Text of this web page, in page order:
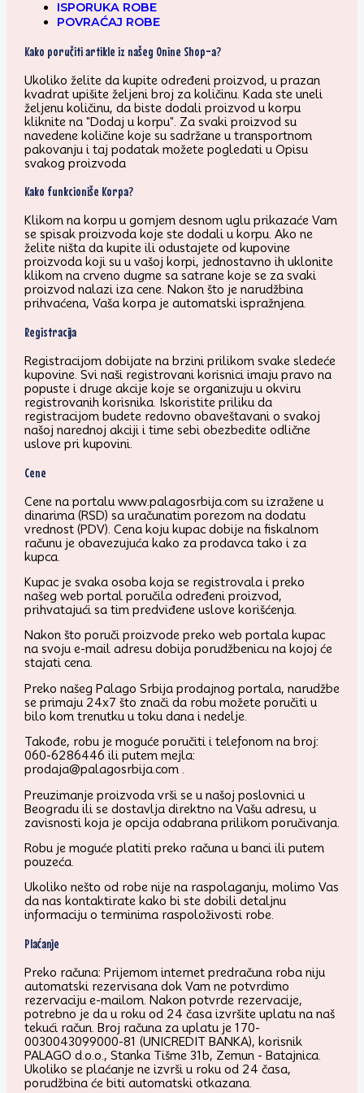
ISPORUKA ROBE
POVRAĆAJ ROBE
Kako poručiti artikle iz našeg Onine Shop-a?
Ukoliko želite da kupite određeni proizvod, u prazan
kvadrat upišite željeni broj za količinu. Kada ste uneli
željenu količinu, da biste dodali proizvod u korpu
kliknite na "Dodaj u korpu". Za svaki proizvod su
navedene količine koje su sadržane u transportnom
pakovanju i taj podatak možete pogledati u Opisu
svakog proizvoda
Kako funkcioniše Korpa?
Klikom na korpu u gornjem desnom uglu prikazaće Vam
se spisak proizvoda koje ste dodali u korpu. Ako ne
želite ništa da kupite ili odustajete od kupovine
proizvoda koji su u vašoj korpi, jednostavno ih uklonite
klikom na crveno dugme sa satrane koje se za svaki
proizvod nalazi iza cene. Nakon što je narudžbina
prihvaćena, Vaša korpa je automatski ispražnjena.
Registracija
Registracijom dobijate na brzini prilikom svake sledeće
kupovine. Svi naši registrovani korisnici imaju pravo na
popuste i druge akcije koje se organizuju u okviru
registrovanih korisnika. Iskoristite priliku da
registracijom budete redovno obaveštavani o svakoj
našoj narednoj akciji i time sebi obezbedite odlične
uslove pri kupovini.
Cene
Cene na portalu www.palagosrbija.com su izražene u
dinarima (RSD) sa uračunatim porezom na dodatu
vrednost (PDV). Cena koju kupac dobije na fiskalnom
računu je obavezujuća kako za prodavca tako i za
kupca.
Kupac je svaka osoba koja se registrovala i preko
našeg web portal poručila određeni proizvod,
prihvatajući sa tim predviđene uslove korišćenja.
Nakon što poruči proizvode preko web portala kupac
na svoju e-mail adresu dobija porudžbenicu na kojoj će
stajati cena.
Preko našeg Palago Srbija prodajnog portala, narudžbe
se primaju 24x7 što znači da robu možete poručiti u
bilo kom trenutku u toku dana i nedelje.
Takođe, robu je moguće poručiti i telefonom na broj:
060-6286446 ili putem mejla:
prodaja@palagosrbija.com .
Preuzimanje proizvoda vrši se u našoj poslovnici u
Beogradu ili se dostavlja direktno na Vašu adresu, u
zavisnosti koja je opcija odabrana prilikom poručivanja.
Robu je moguće platiti preko računa u banci ili putem
pouzeća.
Ukoliko nešto od robe nije na raspolaganju, molimo Vas
da nas kontaktirate kako bi ste dobili detaljnu
informaciju o terminima raspoloživosti robe.
Plaćanje
Preko računa: Prijemom internet predračuna roba niju
automatski rezervisana dok Vam ne potvrdimo
rezervaciju e-mailom. Nakon potvrde rezervacije,
potrebno je da u roku od 24 časa izvršite uplatu na naš
tekući račun. Broj računa za uplatu je 170-
0030043099000-81 (UNICREDIT BANKA), korisnik
PALAGO d.o.o., Stanka Tišme 31b, Zemun - Batajnica.
Ukoliko se plaćanje ne izvrši u roku od 24 časa,
porudžbina će biti automatski otkazana.